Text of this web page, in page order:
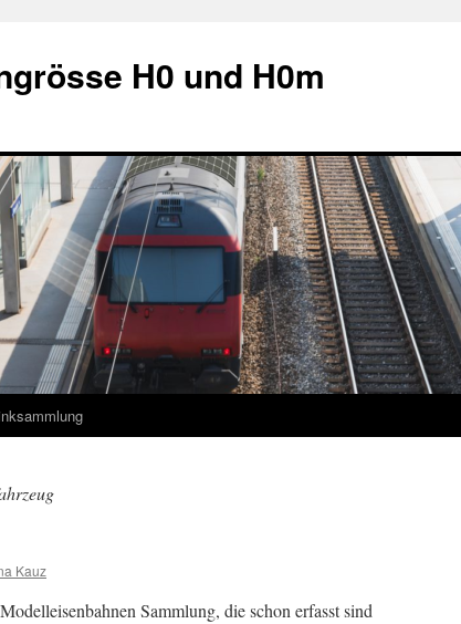
H0 und H0m
Kauz
Sammlung, die schon erfasst sind